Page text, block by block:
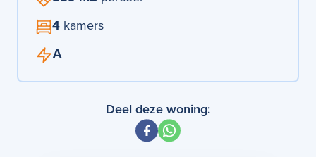
4 kamers
A
Deel deze woning: